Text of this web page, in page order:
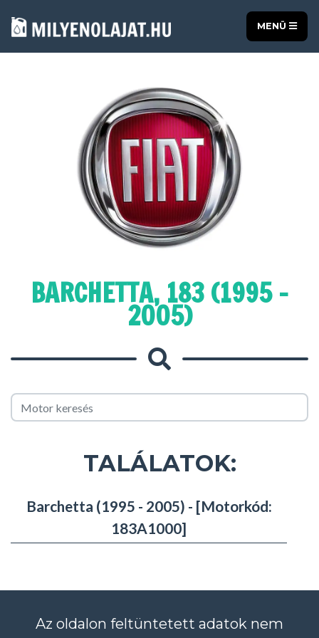
MENÜ
BARCHETTA, 183 (1995 -
2005)
TALÁLATOK:
Barchetta (1995 - 2005) - [Motorkód:
183A1000]
Az oldalon feltüntetett adatok nem